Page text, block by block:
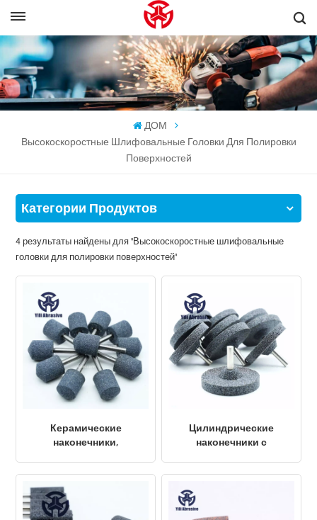
ДОМ
Высокоскоростные Шлифовальные Головки Для Полировки
Поверхностей
Категории Продуктов
4 результаты найдены для "Высокоскоростные шлифовальные
головки для полировки поверхностей"
Керамические
наконечники,
карбида кремния, с
креплением 30x40x8 мм
(диаметр хвостовика 1-
Цилиндрические
наконечники с